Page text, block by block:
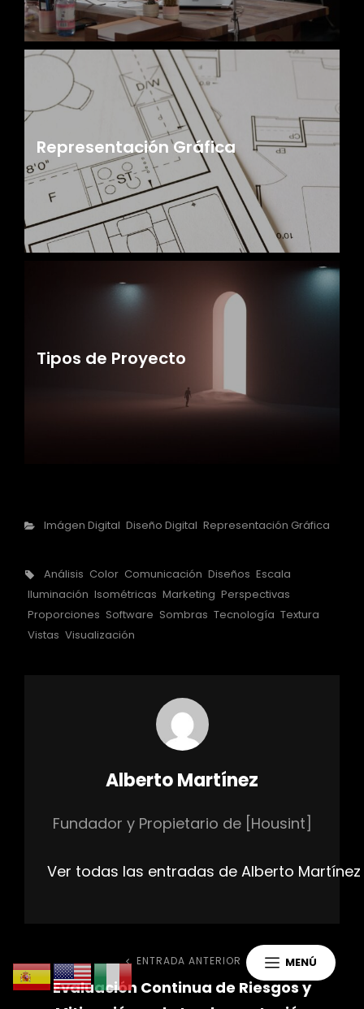
MENÚ
Representación Gráfica
Tipos de Proyecto
Categorías
Imágen Digital Diseño Digital Representación Gráfica
Etiquetas,
Análisis Color Comunicación Diseños Escala
Iluminación Isométricas Marketing Perspectivas
Proporciones Software Sombras Tecnología Textura
Vistas Visualización
Autor:
Alberto Martínez
Fundador y Propietario de [Housint]
Ver todas las entradas de Alberto Martínez
NavegaciónEntrada
anterior
ENTRADA ANTERIOR
Evaluación Continua de Riesgos y